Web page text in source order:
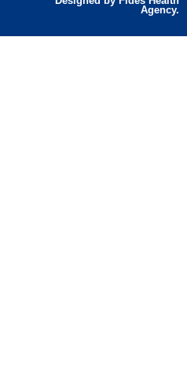
Agency.